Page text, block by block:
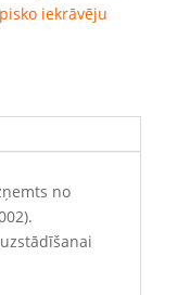
iekrāvēju
no